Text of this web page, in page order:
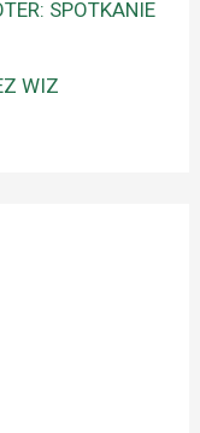
SPOTKANIE
WIZ